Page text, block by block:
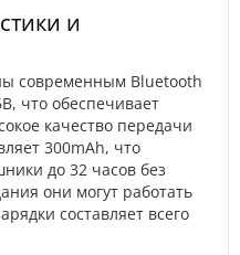
и
современным Bluetooth
что обеспечивает
качество передачи
300mAh, что
до 32 часов без
они могут работать
составляет всего